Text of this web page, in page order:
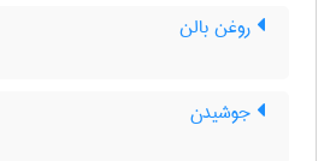
روغن بالن
جوشیدن